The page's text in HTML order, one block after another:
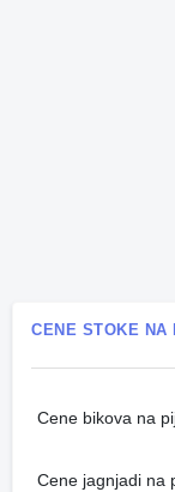
CENE STOKE NA
Cene bikova na
Cene jagnjadi na